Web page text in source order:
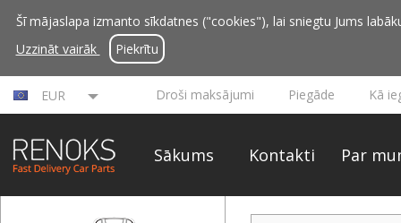
Šī mājaslapa izmanto sīkdatnes ("cookies"), lai sniegtu Jums
Uzzināt vairāk
Piekrītu
EUR Droši maksājumi Piegāde Kā
Sākums Kontakti Par